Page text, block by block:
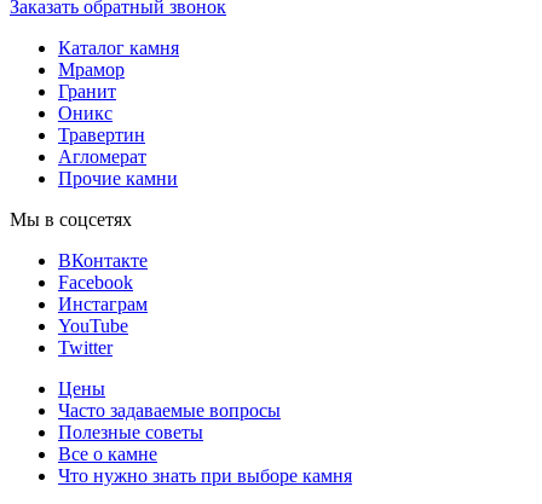
Заказать обратный звонок
Каталог камня
Мрамор
Гранит
Оникс
Травертин
Агломерат
Прочие камни
Мы в соцсетях
ВКонтакте
Facebook
Инстаграм
YouTube
Twitter
Цены
Часто задаваемые вопросы
Полезные советы
Все о камне
Что нужно знать при выборе камня